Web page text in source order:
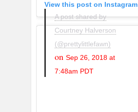
View this post on Instagram
A post shared by
Courtney Halverson
(@prettylittlefawn)
on Sep 26, 2018 at
7:48am PDT